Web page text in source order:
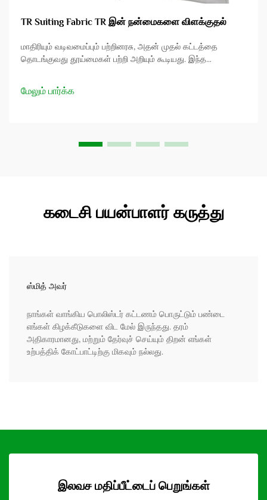
TR Suiting Fabric TR இன் நன்மைகளை விளக்குதல்
மாதிரியும் வடிவமைப்பும் பற்றினரசு, அதன் முதல் கட்டத்தை
தொடங்குவது தூய்மைகள் பற்றி அறியும் கூடியது. இந்த
கூறுவோம். நீங்கள் ஒரு மாதிரி வடிவமைப்பாளர் என்றாலும்...
மேலும் பார்க்க
கடைசி பயன்பாளர் கருத்து
ஸ்மித் அவர்
நாங்கள் வாங்கிய பொலிஸ்டர் கட்டணம் பொருட்டும் பண்டை
எங்கள் கிழக்கீடுகளை விட மேல் இருந்தது. தரம்
அதிகாரமானது, மற்றும் தேர்வுச் செய்யும் திறன் எங்கள்
உற்பத்திக் கோட்பாட்டிற்கு மிகவும் நல்லது.
இலவச மதிப்பீட்டைப் பெறுங்கள்